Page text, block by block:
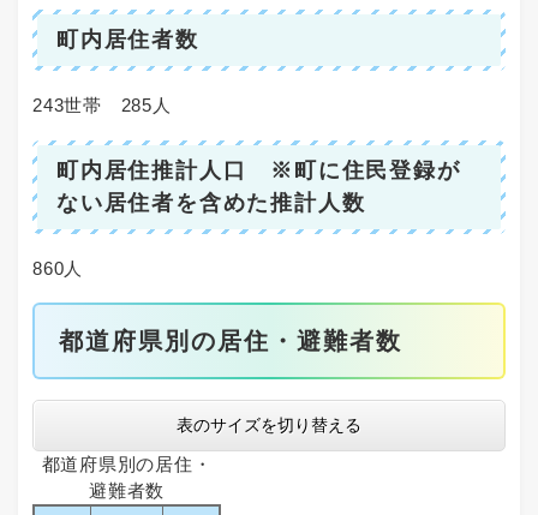
町内居住者数
243世帯 285人
町内居住推計人口 ※町に住民登録が
ない居住者を含めた推計人数
860人
都道府県別の居住・避難者数
表のサイズを切り替える
都道府県別の居住・
避難者数